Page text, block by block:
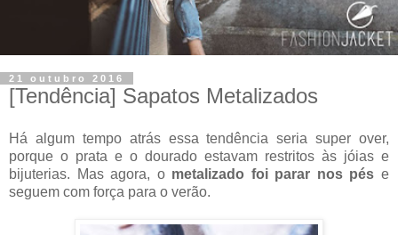
21 outubro 2016
[Tendência] Sapatos Metalizados
Há algum tempo atrás essa tendência seria super over,
porque o prata e o dourado estavam restritos às jóias e
bijuterias. Mas agora, o metalizado foi parar nos pés e
seguem com força para o verão.